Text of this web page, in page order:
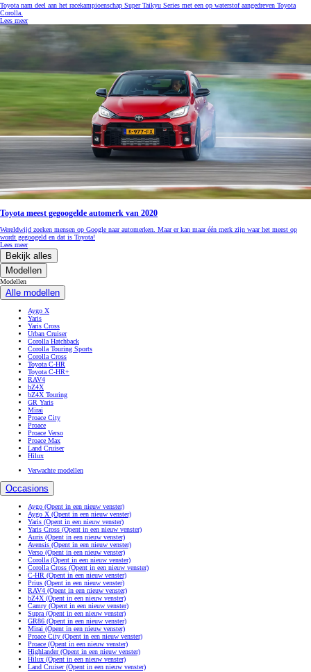
Toyota nam deel aan het racekampioenschap Super Taikyu Series met een op waterstof aangedreven Toyota
Corolla.
Lees meer
Toyota meest gegoogelde automerk van 2020
Wereldwijd zoeken mensen op Google naar automerken. Maar er kan maar één merk zijn waar het meest op
wordt gegoogeld en dat is Toyota!
Lees meer
Bekijk alles
Modellen
Modellen
Alle modellen
Aygo X
Yaris
Yaris Cross
Urban Cruiser
Corolla Hatchback
Corolla Touring Sports
Corolla Cross
Toyota C-HR
Toyota C-HR+
RAV4
bZ4X
bZ4X Touring
GR Yaris
Mirai
Proace City
Proace
Proace Verso
Proace Max
Land Cruiser
Hilux
Verwachte modellen
Occasions
Aygo (Opent in een nieuw venster)
Aygo X (Opent in een nieuw venster)
Yaris (Opent in een nieuw venster)
Yaris Cross (Opent in een nieuw venster)
Auris (Opent in een nieuw venster)
Avensis (Opent in een nieuw venster)
Verso (Opent in een nieuw venster)
Corolla(Opent in een nieuw venster)
Corolla Cross (Opent in een nieuw venster)
C-HR (Opent in een nieuw venster)
Prius (Opent in een nieuw venster)
RAV4 (Opent in een nieuw venster)
bZ4X (Opent in een nieuw venster)
Camry (Opent in een nieuw venster)
Supra(Opent in een nieuw venster)
GR86 (Opent in een nieuw venster)
Mirai (Opent in een nieuw venster)
Proace City (Opent in een nieuw venster)
Proace (Opent in een nieuw venster)
Highlander(Opent in een nieuw venster)
Hilux (Opent in een nieuw venster)
Land Cruiser(Opent in een nieuw venster)